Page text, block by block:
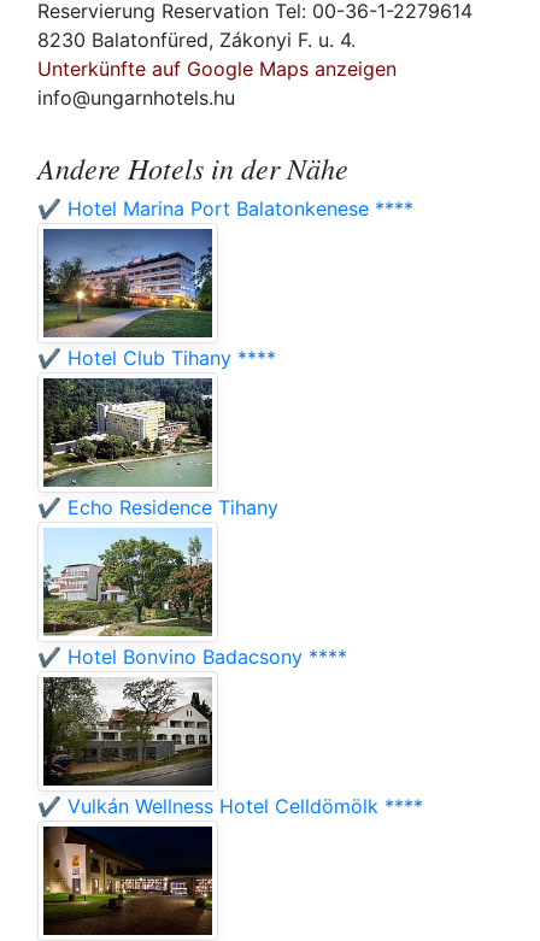
Reservierung Reservation Tel: 00-36-1-2279614
8230 Balatonfüred, Zákonyi F. u. 4.
Unterkünfte auf Google Maps anzeigen
info@ungarnhotels.hu
Andere Hotels in der Nähe
✔️ Hotel Marina Port Balatonkenese ****
✔️ Hotel Club Tihany ****
✔️ Echo Residence Tihany
✔️ Hotel Bonvino Badacsony ****
✔️ Vulkán Wellness Hotel Celldömölk ****